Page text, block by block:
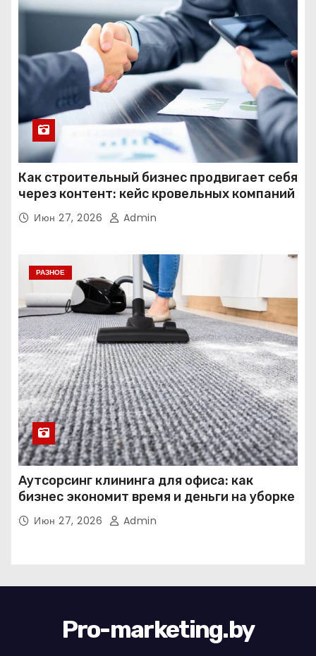
Как строительный бизнес продвигает себя
через контент: кейс кровельных компаний
Июн 27, 2026 Admin
РАЗНОЕ
Аутсорсинг клининга для офиса: как
бизнес экономит время и деньги на уборке
Июн 27, 2026 Admin
Pro-marketing.by